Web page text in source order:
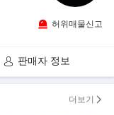
허위매물신고
판매자 정보
더보기